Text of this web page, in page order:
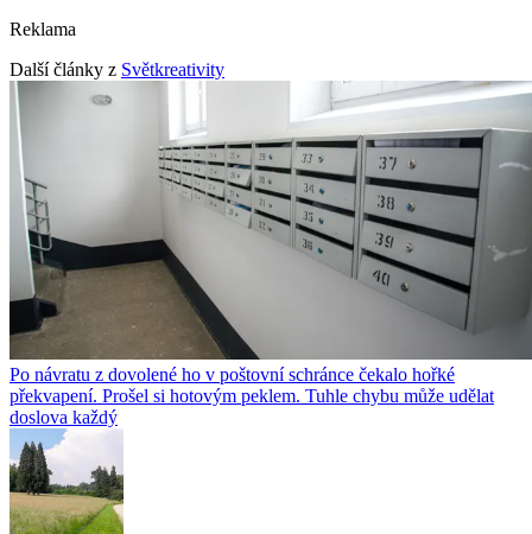
Reklama
Další články z Světkreativity
Po návratu z dovolené ho v poštovní schránce čekalo hořké
překvapení. Prošel si hotovým peklem. Tuhle chybu může udělat
doslova každý